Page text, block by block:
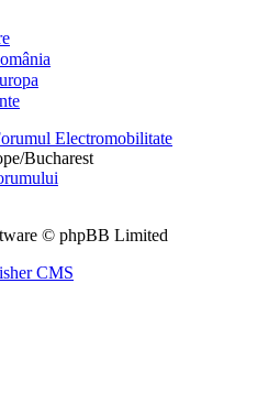
Electromobilitate
Bucharest
© phpBB Limited
CMS